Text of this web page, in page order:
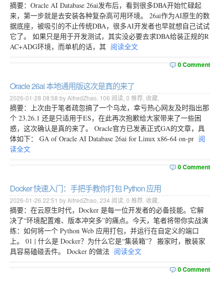
摘要：Oracle AI Database 26ai发布后，看到很多DBA开始忙碌起
来，第一步就是去安装各种复杂高可用环境。 26ai作为AI原生的数
据底座，被吸引的不止传统DBA，很多AI开发者也早就想自己试试
它了。 如果只是用于开发测试，其实没必要去求DBA给装正规的R
AC+ADG环境，而单机的话，其 阅读全文
0 Comment
Oracle 26ai 本地通用版这次是真的来了
2026-01-28 08:58 by AlfredZhao, 106 阅读, 0 推荐, 收藏
摘要：上次由于笔者疏忽搞了一个乌龙，幸亏热心网友及时指出那
个 23.26.1 还是只适用于ES，在此再次抱歉给大家带来了一些困
惑，这次确认是真的来了。 Oracle官方已发表正式GA的文章，具
体如下： GA of Oracle AI Database 26ai for Linux x86-64 on-pr 阅
读全文
0 Comment
Docker 快速入门：手把手教你打包 Python 应用
2026-01-26 22:51 by AlfredZhao, 234 阅读, 0 推荐, 收藏
摘要：在云原生时代，Docker 是每一位开发者的必备技能。它解
决了“环境配置难、版本冲突多”的痛点。今天，笔者将带你实战演
练：如何将一个 Python Web 应用打包，并运行在自定义的端口
上。 01 | 什么是 Docker？为什么它是“集装箱”？ 搬家时，散装家
具容易磕碰丢件。 Docker 的做法 阅读全文
0 Comment